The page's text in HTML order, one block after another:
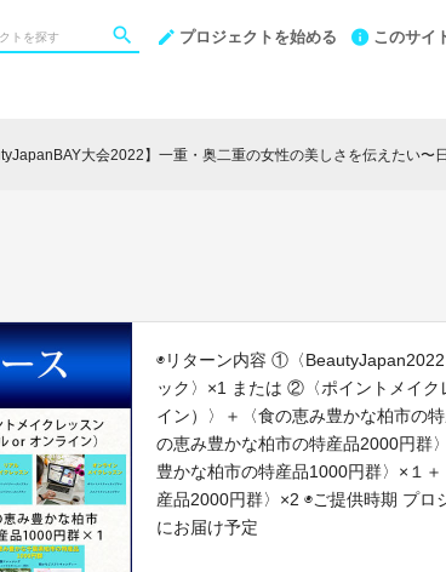
プロジェクトを始める このサイ
大会2022】一重・奥二重の女性の美しさを伝えたい〜
◉リターン内容 ①〈BeautyJapan2022
ック〉×1 または ②〈ポイントメイク
イン）〉＋〈食の恵み豊かな柏市の
の恵み豊かな柏市の特産品2000円群
豊かな柏市の特産品1000円群〉×１
産品2000円群〉×2 ◉ご提供時期 プロ
にお届け予定